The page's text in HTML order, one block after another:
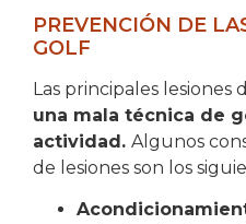
PREVENCIÓN DE
GOLF
Las principales
una mala técnica de
actividad. Algunos
de lesiones son los